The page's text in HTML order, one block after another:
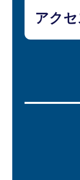
アクセ